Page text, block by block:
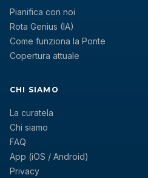
Pianifica con noi
Rota Genius (IA)
Come funziona la Ponte
Copertura attuale
CHI SIAMO
La curatela
Chi siamo
FAQ
App (iOS / Android)
Privacy